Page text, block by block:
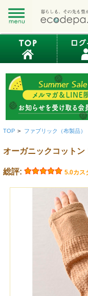
TOP > ファブリック（布製品）
オーガニックコット
総評: 5.0カス